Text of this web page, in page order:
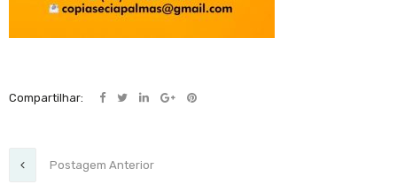
Compartilhar:
Postagem Anterior